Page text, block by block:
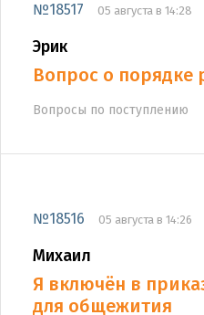
№18517 05 августа в 14:28
Эрик
Вопрос о порядке
Вопросы по поступлению
№18516 05 августа в 14:26
Михаил
Я включён в
для общежития